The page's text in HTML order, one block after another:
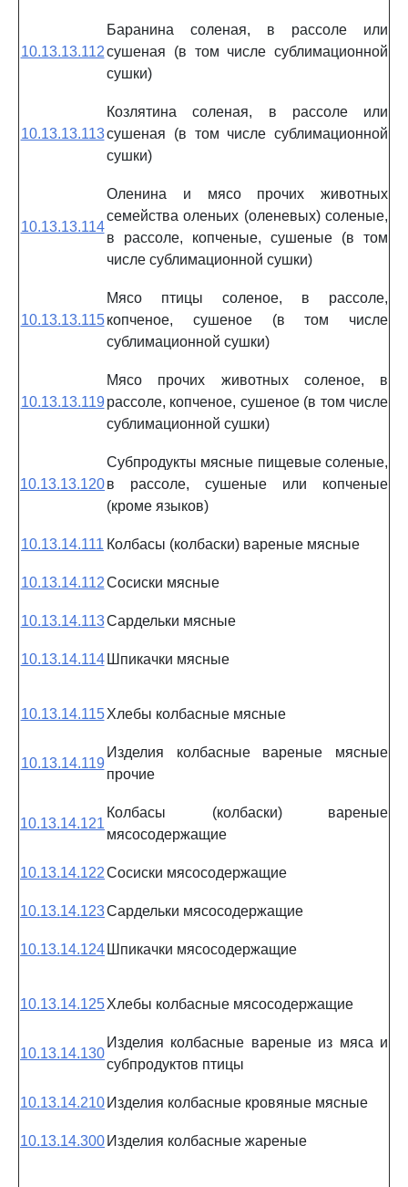
10.13.13.112
Баранина соленая, в рассоле или
сушеная (в том числе сублимационной
сушки)
10.13.13.113
Козлятина соленая, в рассоле или
сушеная (в том числе сублимационной
сушки)
10.13.13.114
Оленина и мясо прочих животных
семейства оленьих (оленевых) соленые,
в рассоле, копченые, сушеные (в том
числе сублимационной сушки)
10.13.13.115
Мясо птицы соленое, в рассоле,
копченое, сушеное (в том числе
сублимационной сушки)
10.13.13.119
Мясо прочих животных соленое, в
рассоле, копченое, сушеное (в том числе
сублимационной сушки)
10.13.13.120
Субпродукты мясные пищевые соленые,
в рассоле, сушеные или копченые
(кроме языков)
10.13.14.111 Колбасы (колбаски) вареные мясные
10.13.14.112Сосиски мясные
10.13.14.113Сардельки мясные
10.13.14.114 Шпикачки мясные
10.13.14.115 Хлебы колбасные мясные
10.13.14.119
Изделия колбасные вареные мясные
прочие
10.13.14.121
Колбасы (колбаски) вареные
мясосодержащие
10.13.14.122Сосиски мясосодержащие
10.13.14.123Сардельки мясосодержащие
10.13.14.124 Шпикачки мясосодержащие
10.13.14.125Хлебы колбасные мясосодержащие
10.13.14.130
Изделия колбасные вареные из мяса и
субпродуктов птицы
10.13.14.210 Изделия колбасные кровяные мясные
10.13.14.300 Изделия колбасные жареные